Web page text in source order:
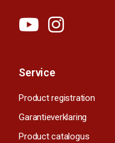
Service
Product registration
Garantieverklaring
Product catalogus